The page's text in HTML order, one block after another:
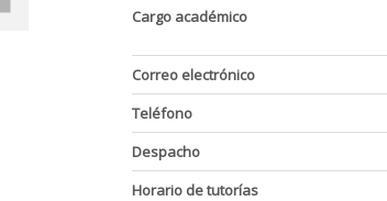
Cargo académico
Correo electrónico
Teléfono
Despacho
Horario de tutorías